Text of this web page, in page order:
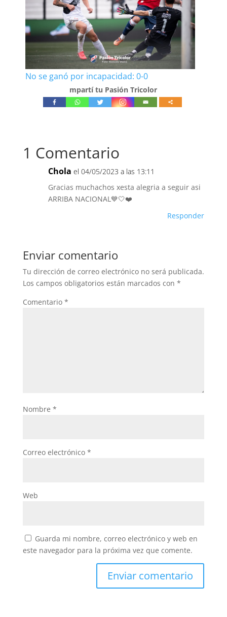
No se ganó por incapacidad: 0-0
mpartí tu Pasión Tricolor
1 Comentario
Chola el 04/05/2023 a las 13:11
Gracias muchachos xesta alegria a seguir asi
ARRIBA NACIONAL💙🤍❤️
Responder
Enviar comentario
Tu dirección de correo electrónico no será publicada.
Los campos obligatorios están marcados con *
Comentario *
Nombre *
Correo electrónico *
Web
Guarda mi nombre, correo electrónico y web en
este navegador para la próxima vez que comente.